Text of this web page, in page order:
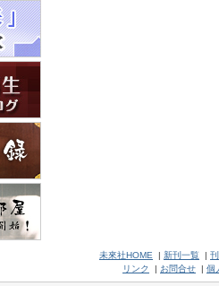
未來社HOME | 新刊一覧 |
リンク
| お問合せ | 個